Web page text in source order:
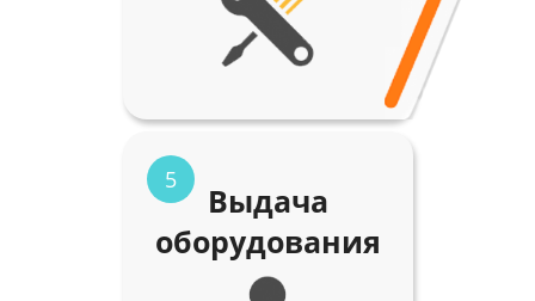
5
Выдача
оборудования